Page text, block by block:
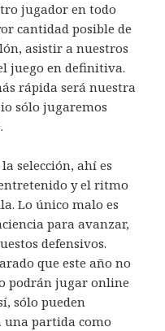
jugador en todo
cantidad posible de
asistir a nuestros
juego en definitiva.
rápida será nuestra
sólo jugaremos
selección, ahí es
y el ritmo
Lo único malo es
para avanzar,
defensivos.
que este año no
podrán jugar online
sólo pueden
una partida como